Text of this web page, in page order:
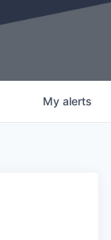
My alerts